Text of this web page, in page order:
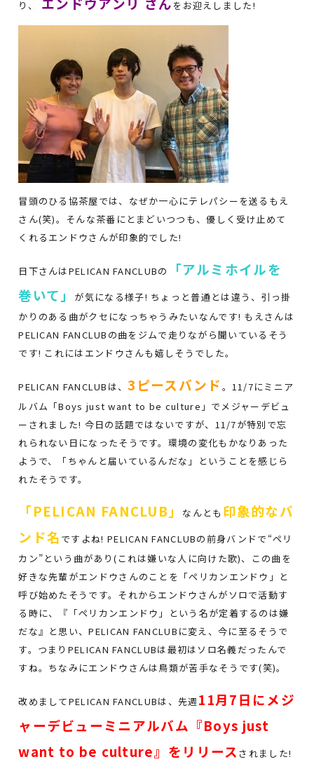
り、 をお迎えしました!
冒頭のひる協茶屋では、なぜか一心にテレパシーを送るもえ
さん(笑)。そんな茶番にとまどいつつも、優しく受け止めて
くれるエンドウさんが印象的でした!
日下さんはPELICAN FANCLUBの
「アルミホイルを
巻いて」
が気になる様子! ちょっと普通とは違う、引っ掛
かりのある曲がクセになっちゃうみたいなんです! もえさんは
PELICAN FANCLUBの曲をジムで走りながら聞いているそう
です! これにはエンドウさんも嬉しそうでした。
PELICAN FANCLUBは、3ピースバンド 。11/7にミニア
ルバム「Boys just want to be culture」でメジャーデビュ
ーされました! 今日の話題ではないですが、11/7が特別で忘
れられない日になったそうです。環境の変化もかなりあった
ようで、「ちゃんと届いているんだな」ということを感じら
れたそうです。
「PELICAN FANCLUB」 なんとも 印象的なバ
ンド名 ですよね! PELICAN FANCLUBの前身バンドで“ペリ
カン”という曲があり(これは嫌いな人に向けた歌)、この曲を
好きな先輩がエンドウさんのことを「ペリカンエンドウ」と
呼び始めたそうです。それからエンドウさんがソロで活動す
る時に、『「ペリカンエンドウ」という名が定着するのは嫌
だな』と思い、PELICAN FANCLUBに変え、今に至るそうで
す。つまりPELICAN FANCLUBは最初はソロ名義だったんで
すね。ちなみにエンドウさんは鳥類が苦手なそうです(笑)。
改めましてPELICAN FANCLUBは、先週 11月7日にメジ
ャーデビューミニアルバム『Boys just
want to be culture』をリリース されました!